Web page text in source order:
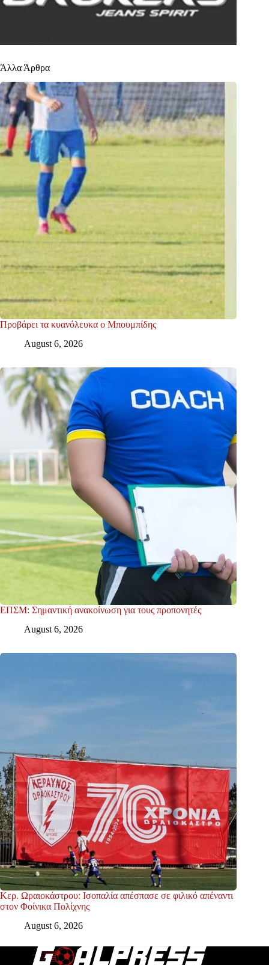
Άλλα Άρθρα
Προβάρει τα κυανόλευκα ο Μπουμπίδης
August 6, 2026
ΕΠΣΜ: Σημαντική ανακοίνωση για τους προπονητές
August 6, 2026
Κερ. Ωραιοκάστρου: Ισοπαλία απέσπασε σε φιλικό απέναντι
στον Φοίνικα Πολίχνης
August 6, 2026